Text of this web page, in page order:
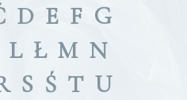
D E F G
L Ł M N
S Ś T U